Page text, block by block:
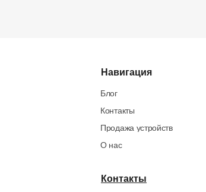
Навигация
Блог
Контакты
Продажа устройств
Контакты
О нас